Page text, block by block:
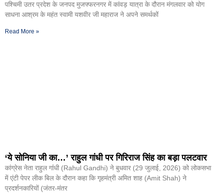
पश्चिमी उतर प्रदेश के जनपद मुजफ्फरनगर में कांवड़ यात्रा के दौरान मंगलवार को योग
साधना आश्रम के महंत स्वामी यशवीर जी महाराज ने अपने समर्थकों
Read More »
‘ये सोनिया जी का…’ राहुल गांधी पर गिरिराज सिंह का बड़ा पलटवार
कांग्रेस नेता राहुल गांंधी (Rahul Gandhi) ने बुधवार (29 जुलाई, 2026) को लोकसभा
में एंटी पेपर लीक बिल के दौरान कहा कि गृहमंत्री अमित शाह (Amit Shah) ने
प्रदर्शनकारियों (जंतर-मंतर